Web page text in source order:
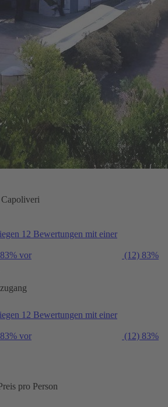
12 Bewertungen mit einer
vor (12) 83%
12 Bewertungen mit einer
vor (12) 83%
pro Person